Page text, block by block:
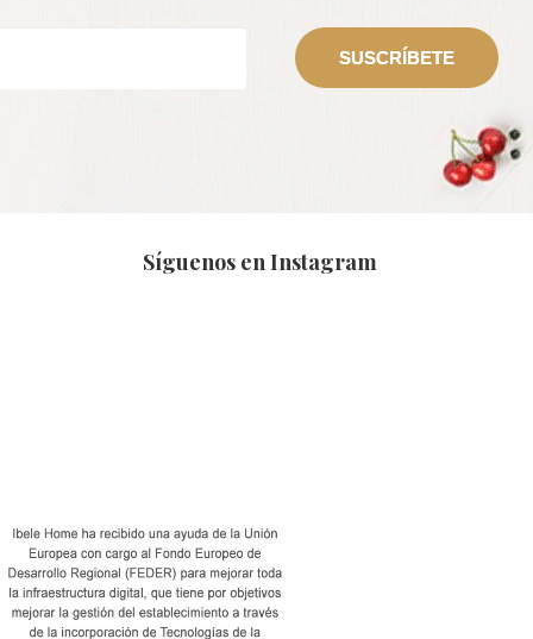
SUSCRÍBETE
Síguenos en Instagram